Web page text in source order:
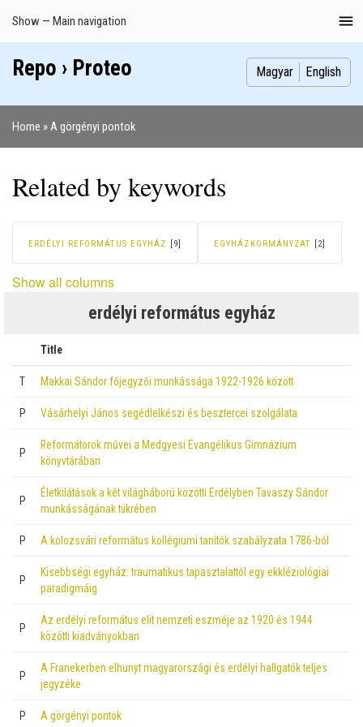
Main
navigation
Show — Main navigation
Index
Publications
Theses
Images
Contributors
Repo › Proteo Magyar English
Home A görgényi pontok
Related by keywords
ERDÉLYI REFORMÁTUS EGYHÁZ [9] EGYHÁZKORMÁNYZAT [2]
Show all columns
erdélyi református egyház
Title
T Makkai Sándor főjegyzői munkássága 1922-1926 között
P Vásárhelyi János segédlelkészi és besztercei szolgálata
P
Reformátorok művei a Medgyesi Evangélikus Gimnázium
könyvtárában
P
Életkilátások a két világháború közötti Erdélyben Tavaszy Sándor
munkásságának tükrében
P A kolozsvári református kollégiumi tanítók szabályzata 1786-ból
P
Kisebbségi egyház: traumatikus tapasztalattól egy ekkléziológiai
paradigmáig
P
Az erdélyi református elit nemzeti eszméje az 1920 és 1944
közötti kiadványokban
P
A Franekerben elhunyt magyarországi és erdélyi hallgatók teljes
jegyzéke
P A görgényi pontok